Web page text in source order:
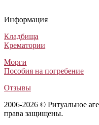
Комбинированные
Элитные гробы
Гробы обитые тканью
Лакированные гробы
Информация
Кладбища
Крематории
Морги
Пособия на погребение
Отзывы
2006-2026 © Ритуальное
права защищены.